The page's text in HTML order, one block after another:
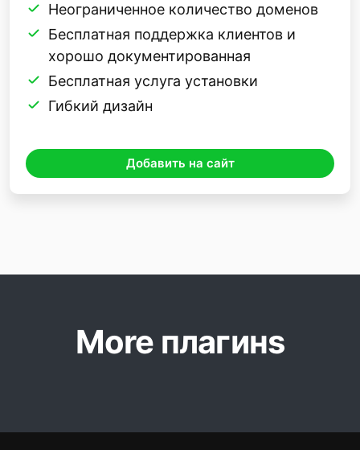
Неограниченное количество доменов
Бесплатная поддержка клиентов и
хорошо документированная
Бесплатная услуга установки
Гибкий дизайн
Добавить на сайт
More плагинs